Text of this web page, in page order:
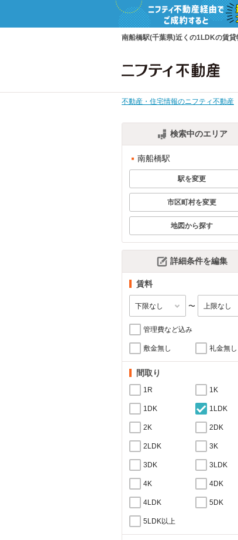
南船橋駅(千葉県)近くの1LDKの賃
不動産・住宅情報のニフティ不動産
検索中のエリア
南船橋駅
駅を変更
市区町村を変更
地図から探す
詳細条件を編集
賃料
〜
管理費など込み
敷金無し 礼金無し
間取り
1R 1K
1DK 1LDK
2K 2DK
2LDK 3K
3DK 3LDK
4K 4DK
4LDK 5DK
5LDK以上